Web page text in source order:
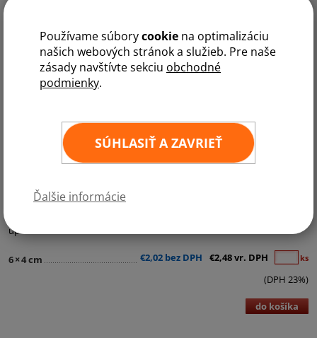
Používame súborycookie na optimalizáciu
našich webových stránok a služieb. Pre naše
zásady navštívte sekciu obchodné
podmienky.
SÚHLASIŤ A ZAVRIEŤ
Ďalšie informácie
Samolepka - vlajka Vietnam
Kategórie:
úprava.
6×4 cm €2,02 bez DPH €2,48 vr. DPH ks
(DPH 23%)
do košíka